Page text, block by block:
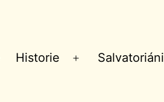
Historie
Otevřít
Salvatoriáni